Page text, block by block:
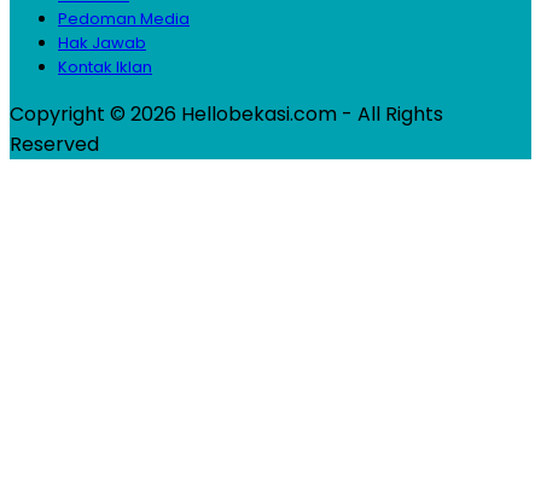
Pedoman Media
Hak Jawab
Kontak Iklan
Copyright © 2026 Hellobekasi.com - All Rights
Reserved